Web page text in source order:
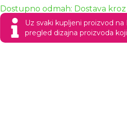
Dostupno odmah: Dostava kroz
Uz svaki kupljeni proizvod
pregled dizajna proizvoda